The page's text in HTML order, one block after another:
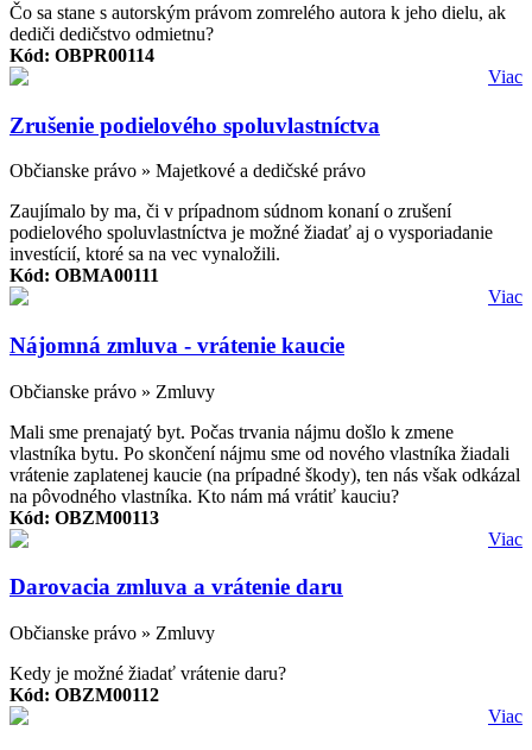
Čo sa stane s autorským právom zomrelého autora k jeho dielu, ak
dediči dedičstvo odmietnu?
Kód: OBPR00114
Viac
Zrušenie podielového spoluvlastníctva
Občianske právo » Majetkové a dedičské právo
Zaujímalo by ma, či v prípadnom súdnom konaní o zrušení
podielového spoluvlastníctva je možné žiadať aj o vysporiadanie
investícií, ktoré sa na vec vynaložili.
Kód: OBMA00111
Viac
Nájomná zmluva - vrátenie kaucie
Občianske právo » Zmluvy
Mali sme prenajatý byt. Počas trvania nájmu došlo k zmene
vlastníka bytu. Po skončení nájmu sme od nového vlastníka žiadali
vrátenie zaplatenej kaucie (na prípadné škody), ten nás však odkázal
na pôvodného vlastníka. Kto nám má vrátiť kauciu?
Kód: OBZM00113
Viac
Darovacia zmluva a vrátenie daru
Občianske právo » Zmluvy
Kedy je možné žiadať vrátenie daru?
Kód: OBZM00112
Viac